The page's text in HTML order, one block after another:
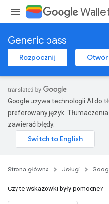
Generic pass
Rozpocznij
Google używa technologii AI do
preferowany język.
zawierać błędy.
Strona główna Usługi
Czy te wskazówki były pomocne?